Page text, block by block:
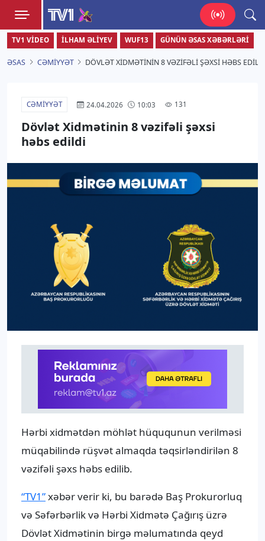
TV1
Zamanı bizimlə yaşa!
TV1 VIDEO İLHAM ƏLIYEV WUF13 GÜNÜN ƏSAS XƏBƏRLƏRI
ƏSAS CƏMIYYƏT DÖVLƏT XIDMƏTININ 8 VƏZIFƏLI ŞƏXSI HƏBS
CƏMIYYƏT 24.04.2026 10:03 131
Dövlət Xidmətinin 8 vəzifəli şəxsi
həbs edildi
Hərbi xidmətdən möhlət hüququnun verilməsi
müqabilində rüşvət almaqda təqsirləndirilən 8
vəzifəli şəxs həbs edilib.
“TV1”xəbər verir ki, bu barədə Baş Prokurorluq
və Səfərbərlik və Hərbi Xidmətə Çağırış üzrə
Dövlət Xidmətinin birgə məlumatında qeyd